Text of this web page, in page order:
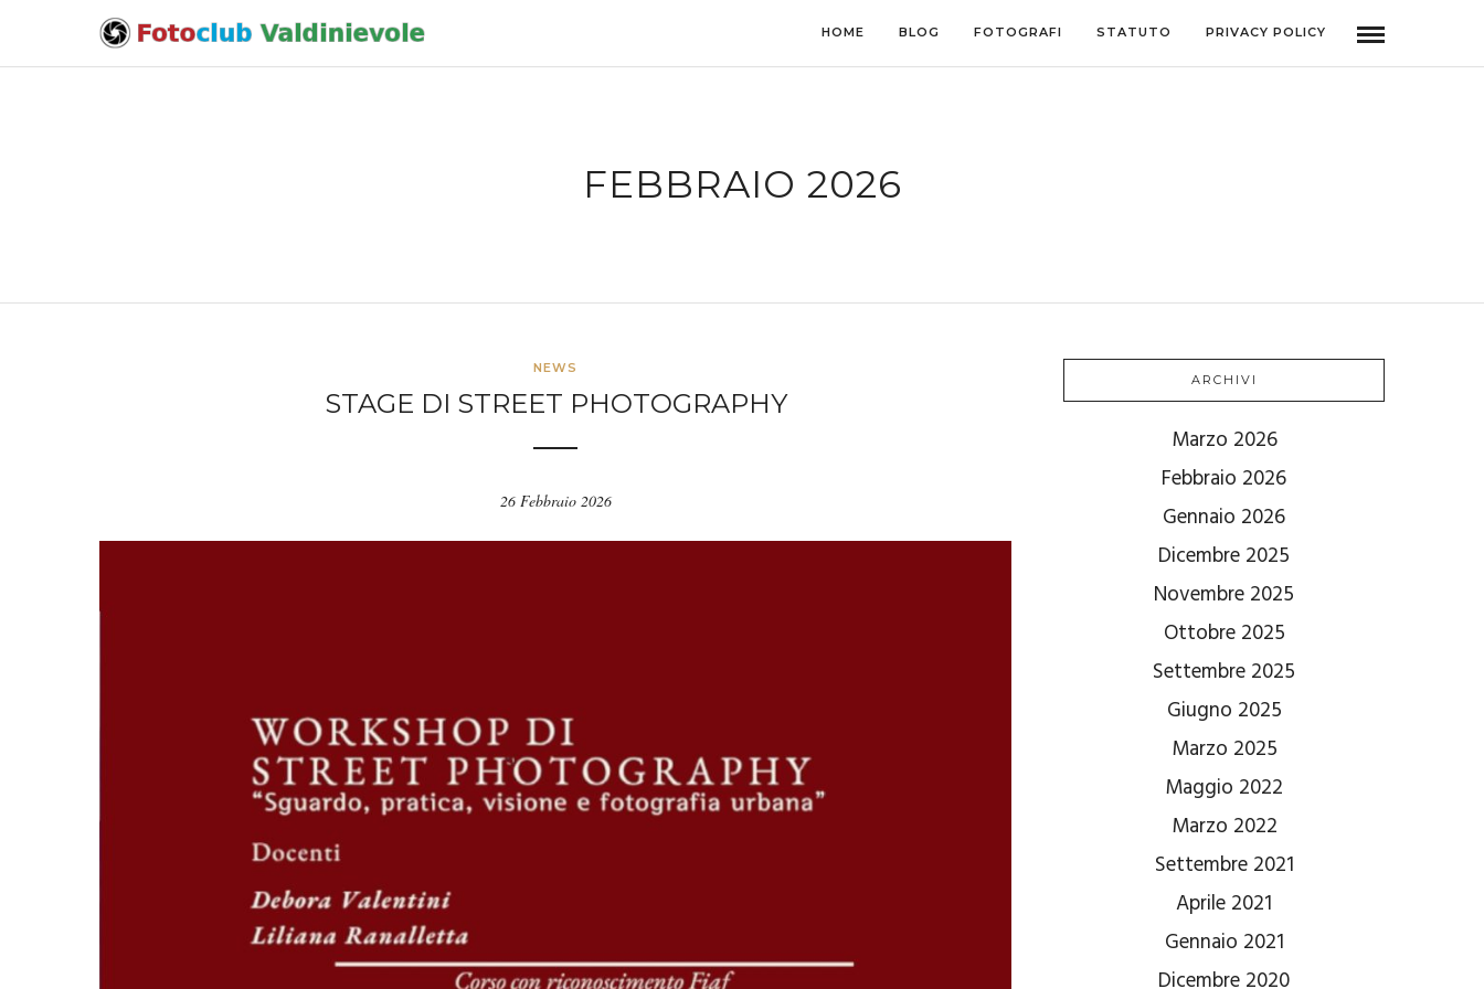
HOME BLOG FOTOGRAFI STATUTO PRIVACY POLICY
FEBBRAIO 2026
NEWS
STAGE DI STREET PHOTOGRAPHY
26 Febbraio 2026
ARCHIVI
Marzo 2026
Febbraio 2026
Gennaio 2026
Dicembre 2025
Novembre 2025
Ottobre 2025
Settembre 2025
Giugno 2025
Marzo 2025
Maggio 2022
Marzo 2022
Settembre 2021
Aprile 2021
Gennaio 2021
Dicembre 2020